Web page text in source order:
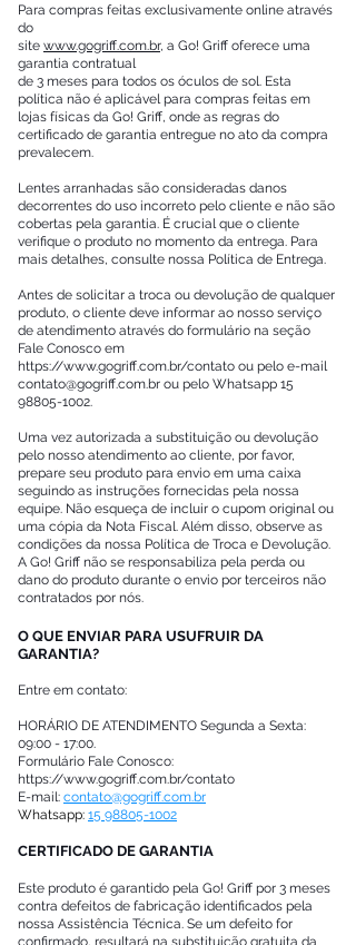
Para compras feitas exclusivamente online através
do
site www.gogriff.com.br, a Go! Griff oferece uma
garantia contratual
de 3 meses para todos os óculos de sol. Esta
política não é aplicável para compras feitas em
lojas físicas da Go! Griff, onde as regras do
certificado de garantia entregue no ato da compra
prevalecem.
Lentes arranhadas são consideradas danos
decorrentes do uso incorreto pelo cliente e não são
cobertas pela garantia. É crucial que o cliente
verifique o produto no momento da entrega. Para
mais detalhes, consulte nossa Política de Entrega.
Antes de solicitar a troca ou devolução de qualquer
produto, o cliente deve informar ao nosso serviço
de atendimento através do formulário na seção
Fale Conosco em
https://www.gogriff.com.br/contato ou pelo e-mail
contato@gogriff.com.br ou pelo Whatsapp 15
98805-1002
Uma vez autorizada a substituição ou devolução
pelo nosso atendimento ao cliente, por favor,
prepare seu produto para envio em uma caixa
seguindo as instruções fornecidas pela nossa
equipe. Não esqueça de incluir o cupom original ou
uma cópia da Nota Fiscal. Além disso, observe as
condições da nossa Política de Troca e Devolução.
A Go! Griff não se responsabiliza pela perda ou
dano do produto durante o envio por terceiros não
contratados por nós.
O QUE ENVIAR PARA USUFRUIR DA
GARANTIA?
Entre em contato:
HORÁRIO DE ATENDIMENTO Segunda a Sexta:
09:00 - 17:00.
Formulário Fale Conosco:
https://www.gogriff.com.br/contato
E-mail: contato@gogriff.com.br
Whatsapp: 15 98805-1002
CERTIFICADO DE GARANTIA
Este produto é garantido pela Go! Griff por 3 meses
contra defeitos de fabricação identificados pela
nossa Assistência Técnica. Se um defeito for
confirmado, resultará na substituição gratuita da